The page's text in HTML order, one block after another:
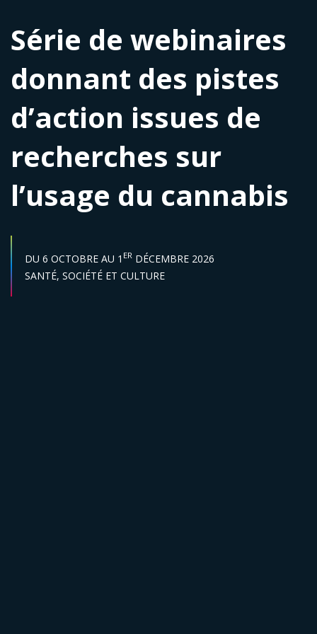
Série de webinaires
donnant des pistes
d’action issues de
recherches sur
l’usage du cannabis
DU DATE DE DÉBUT :
6 OCTOBRE AU DATE DE FIN :
1 ER DÉCEMBRE 2026
Secteur :
SANTÉ, SOCIÉTÉ ET CULTURE